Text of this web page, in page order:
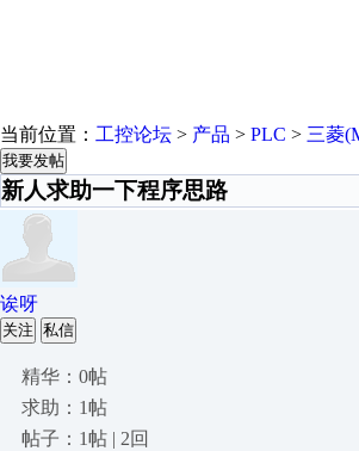
当前位置： 工控论坛 > 产品 > PLC > 三菱
我要发帖
新人求助一下程序思路
诶呀
关注 私信
精华：0帖
求助：1帖
帖子：1帖 | 2回